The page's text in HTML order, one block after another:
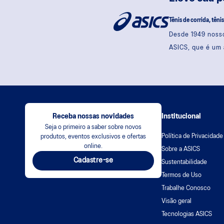
Tênis de corrida,
Desde 1949
ASICS, que é
Receba nossas novidades
Seja o primeiro a saber sobre novos
produtos, eventos exclusivos e ofertas
online.
Cadastre-se
Institucional
Política de Privacidade
Sobre a ASICS
Sustentabilidade
Termos de Uso
Trabalhe Conosco
Visão geral
Tecnologias ASICS